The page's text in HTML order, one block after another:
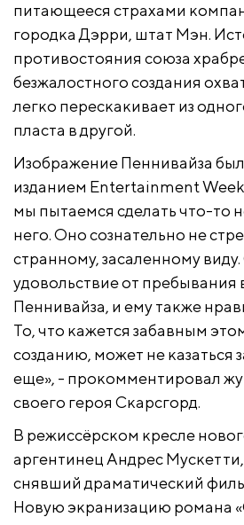
питающееся страхами
городка Дэрри, штат Мэн.
противостояния союза
безжалостного создания
легко перескакивает из
пласта в другой.
Изображение Пеннивайза
изданием Entertainment
мы пытаемся сделать что-то
него. Оно сознательно не
странному, засаленному
удовольствие от пребывания
Пеннивайза, и ему также
То, что кажется забавным
созданию, может не казаться
еще», - прокомментировал
своего героя Скарсгорд.
В режиссёрском кресле
аргентинец Андрес Мускетти,
снявший драматический
Новую экранизацию романа